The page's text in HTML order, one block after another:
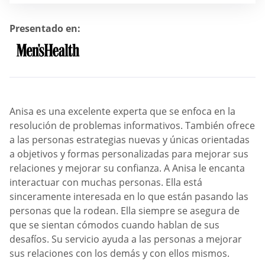
Presentado en:
Anisa es una excelente experta que se enfoca en la
resolución de problemas informativos. También ofrece
a las personas estrategias nuevas y únicas orientadas
a objetivos y formas personalizadas para mejorar sus
relaciones y mejorar su confianza. A Anisa le encanta
interactuar con muchas personas. Ella está
sinceramente interesada en lo que están pasando las
personas que la rodean. Ella siempre se asegura de
que se sientan cómodos cuando hablan de sus
desafíos. Su servicio ayuda a las personas a mejorar
sus relaciones con los demás y con ellos mismos.